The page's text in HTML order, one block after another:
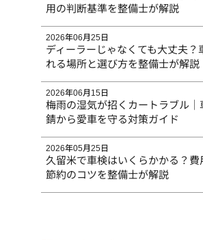
用の判断基準を整備士が解説
ディーラーじゃなくても大丈夫？
れる場所と選び方を整備士が解説
2026年06月25日
梅雨の湿気が招くカートラブル｜
錆から愛車を守る対策ガイド
2026年06月15日
久留米で車検はいくらかかる？費
節約のコツを整備士が解説
2026年05月25日